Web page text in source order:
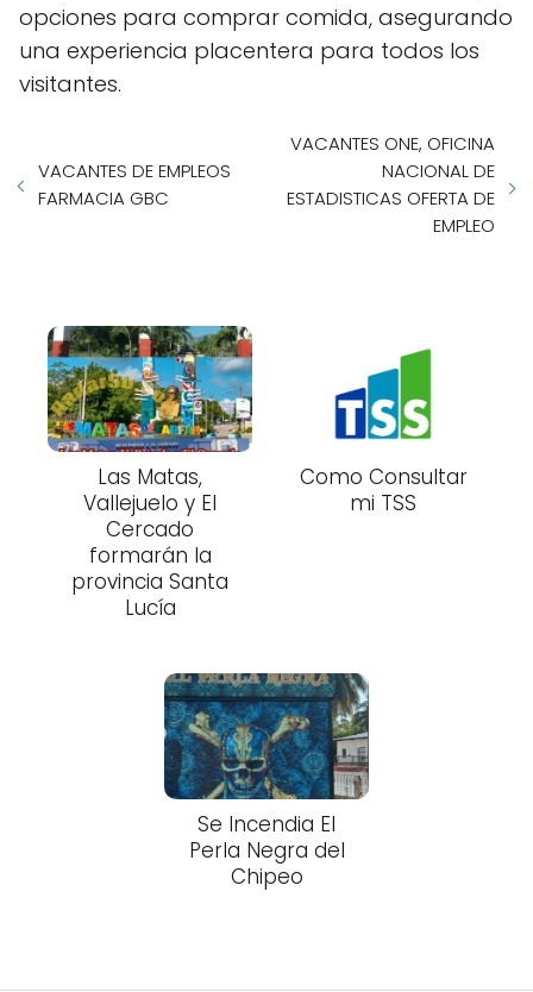
opciones para comprar comida, asegurando
una experiencia placentera para todos los
visitantes.
VACANTES DE EMPLEOS
FARMACIA GBC
VACANTES ONE, OFICINA
NACIONAL DE
ESTADISTICAS OFERTA DE
EMPLEO
Las Matas,
Vallejuelo y El
Cercado
formarán la
provincia Santa
Lucía
Como Consultar
mi TSS
Se Incendia El
Perla Negra del
Chipeo